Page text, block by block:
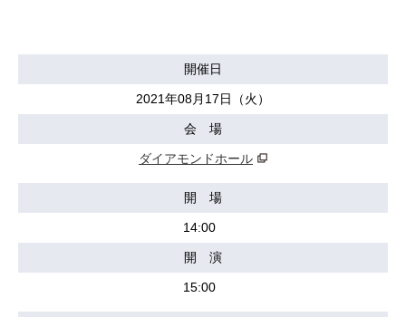
開催日
2021年08月17日（火）
会 場
ダイアモンドホール
開 場
14:00
開 演
15:00